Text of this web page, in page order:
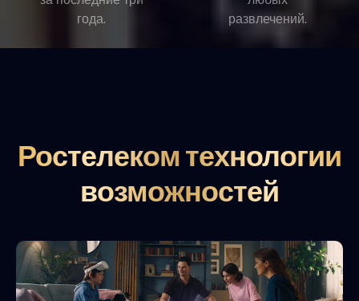
года.
развлечений.
Ростелеком технологии
возможностей